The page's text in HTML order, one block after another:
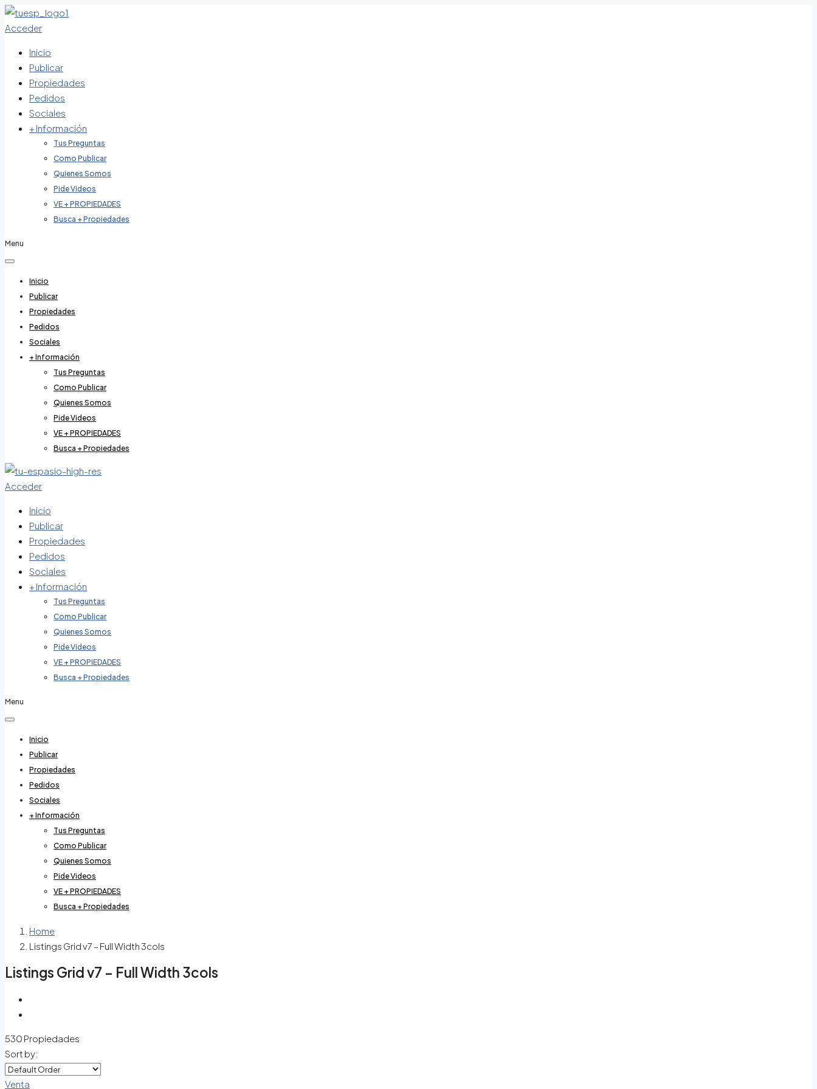
Acceder
Inicio
Publicar
Propiedades
Pedidos
Sociales
+ Información
Tus Preguntas
Como Publicar
Quienes Somos
Pide Videos
VE + PROPIEDADES
Busca + Propiedades
Menu
Inicio
Publicar
Propiedades
Pedidos
Sociales
+ Información
Tus Preguntas
Como Publicar
Quienes Somos
Pide Videos
VE + PROPIEDADES
Busca + Propiedades
Acceder
Inicio
Publicar
Propiedades
Pedidos
Sociales
+ Información
Tus Preguntas
Como Publicar
Quienes Somos
Pide Videos
VE + PROPIEDADES
Busca + Propiedades
Menu
Inicio
Publicar
Propiedades
Pedidos
Sociales
+ Información
Tus Preguntas
Como Publicar
Quienes Somos
Pide Videos
VE + PROPIEDADES
Busca + Propiedades
Home
Listings Grid v7 – Full Width 3cols
Listings Grid v7 – Full Width 3cols
530 Propiedades
Sort by:
Venta